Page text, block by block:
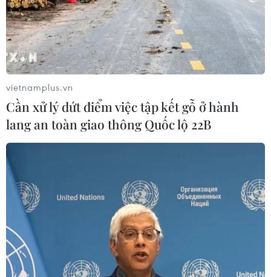
khẩn cấp tại bang North Carolina Bắc sau khi siêu bão
Matthew đổ bộ vào địa phương này cuối tuần qua, gây
thiệt hại nghiêm trọng về người và của.
WHO cung cấp một triệu liều vắcxin tả hỗ
vietnamplus.vn
Cần xử lý dứt điểm việc tập kết gỗ ở hành
lang an toàn giao thông Quốc lộ 22B